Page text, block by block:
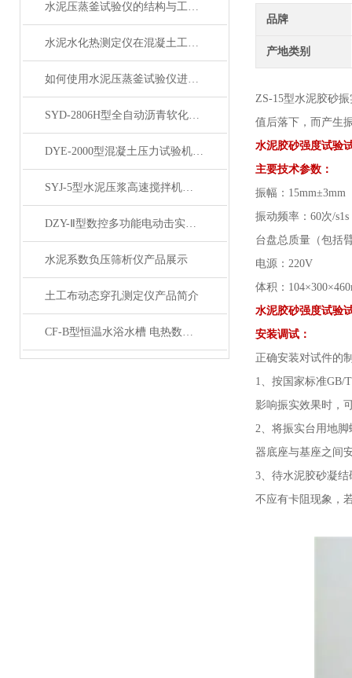
水泥压蒸釜试验仪的结构与工作原理解析
水泥水化热测定仪在混凝土工程中的应用
如何使用水泥压蒸釜试验仪进行水泥蒸养试验？
SYD-2806H型全自动沥青软化点仪 产品展示
DYE-2000型混凝土压力试验机200吨产品展示
SYJ-5型水泥压浆高速搅拌机产品展示
DZY-Ⅱ型数控多功能电动击实仪产品展示
水泥系数负压筛析仪产品展示
土工布动态穿孔测定仪产品简介
CF-B型恒温水浴水槽 电热数显实验室水浴锅加热产品展示
品牌
产地类别
ZS-15型水泥胶砂振
值后落下，而产生
水泥胶砂强度试验
主要技术参数：
振幅：
振动频率： 60次/
台盘总质量（包括
电源： 220V
体积：
水泥胶砂强度试验
安装调试：
正确安装对试件的
1、按国家标准GB/
影响振实效果时，
2、将振实台用地
器底座与基座之间
3、待水泥胶砂凝
不应有卡阻现象，